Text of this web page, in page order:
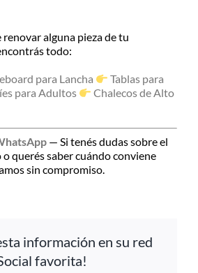
alguna pieza de tu
todo:
para Lancha
Tablas para
para Adultos
Chalecos de Alto
— Si tenés dudas sobre el
querés saber cuándo conviene
sin compromiso.
información en su red
favorita!